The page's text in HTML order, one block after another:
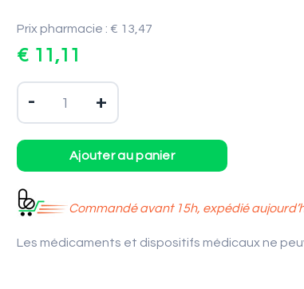
Prix pharmacie : € 13,47
€ 11,11
- +
Commandé avant 15h, expédié
Les médicaments et dispositifs médicaux ne